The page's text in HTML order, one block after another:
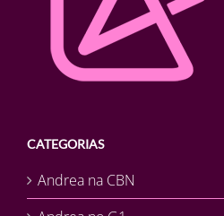
CATEGORIAS
Andrea na CBN